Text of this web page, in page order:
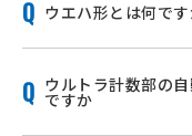
ウエハ形とは何で
ウルトラ計数部の
ですか